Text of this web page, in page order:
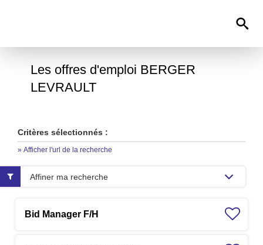
Les offres d'emploi BERGER
LEVRAULT
Critères sélectionnés :
» Afficher l'url de la recherche
Bid Manager F/H
Affiner ma recherche